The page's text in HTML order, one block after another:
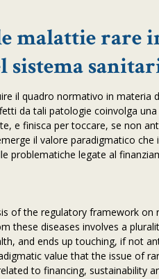
malattie rare
sistema
il quadro normativo in materia
da tali patologie coinvolga
e finisca per toccare, se non
il valore paradigmatico
problematiche legate al
of the regulatory framework on
these diseases involves a
and ends up touching, if not
value that the issue of
to financing, sustainability